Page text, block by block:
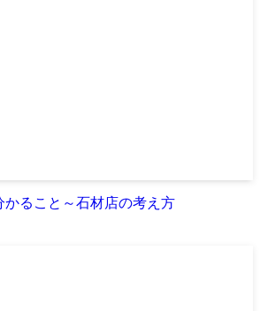
かること～石材店の考え方